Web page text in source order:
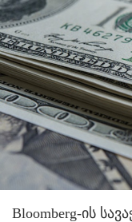
Bloomberg-ის